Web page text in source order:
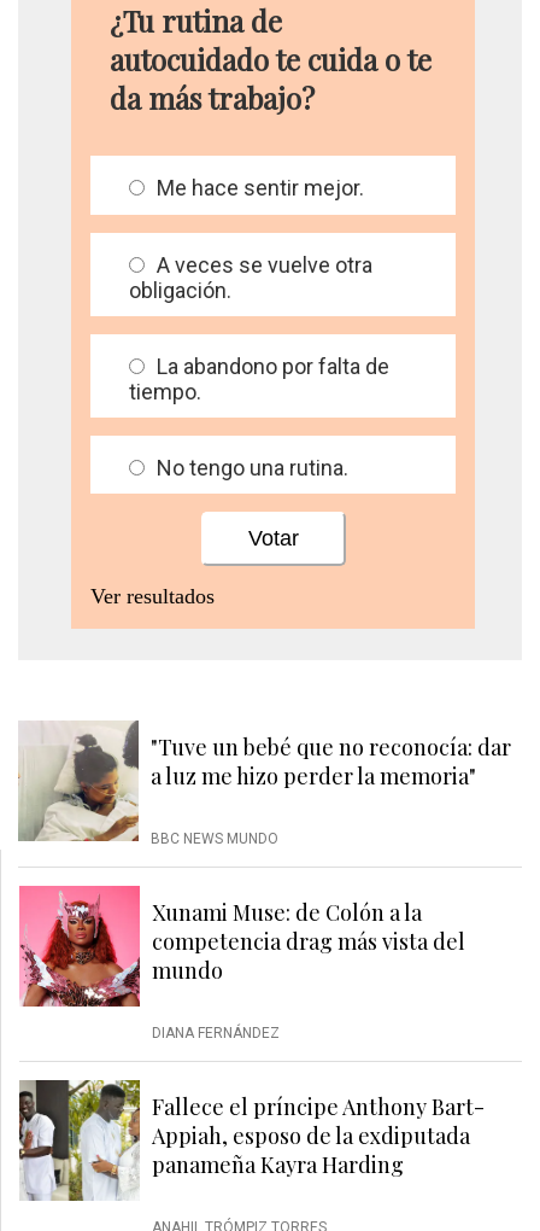
¿Tu rutina de
autocuidado te cuida o te
da más trabajo?
Me hace sentir mejor.
A veces se vuelve otra
obligación.
La abandono por falta de
tiempo.
No tengo una rutina.
Ver resultados
"Tuve un bebé que no reconocía: dar
a luz me hizo perder la memoria"
BBC NEWS MUNDO
Xunami Muse: de Colón a la
competencia drag más vista del
mundo
DIANA FERNÁNDEZ
Fallece el príncipe Anthony Bart-
Appiah, esposo de la exdiputada
panameña Kayra Harding